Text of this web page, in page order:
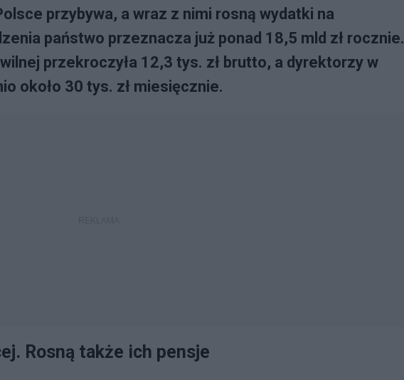
przybywa, a wraz z nimi rosną wydatki na
państwo przeznacza już ponad 18,5 mld zł rocznie.
przekroczyła 12,3 tys. zł brutto, a dyrektorzy w
około 30 tys. zł miesięcznie.
Rosną także ich pensje